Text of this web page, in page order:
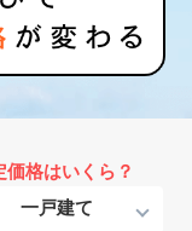
格はいくら？